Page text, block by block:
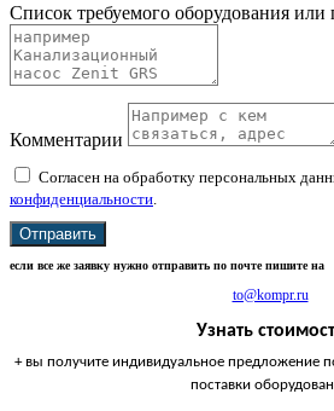
Список требуемого оборудования или
Комментарии
Согласен на обработку персональных
конфиденциальности
Отправить
если все же заявку нужно отправить по почте пишите на
to@kompr.ru
Узнать
+ вы получите индивидуальное предложение
поставки